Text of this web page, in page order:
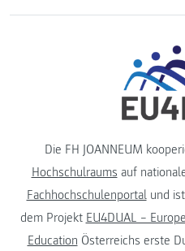
Die FH JOANNEUM
Hochschulraums auf
Fachhochschulenportalund ist
dem Projekt EU4DUAL –
Education Österreichs erste